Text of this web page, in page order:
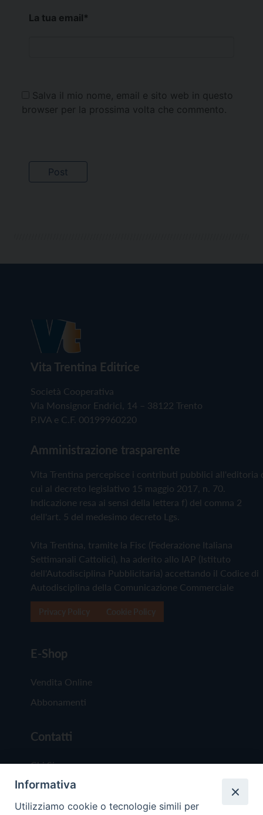
La tua email*
Salva il mio nome, email e sito web in questo
browser per la prossima volta che commento.
Vita Trentina Editrice
Società Cooperativa
Via Monsignor Endrici, 14 – 38122 Trento
P.IVA e C.F. 00199960220
Amministrazione trasparente
Vita Trentina percepisce i contributi pubblici all'editoria
cui al decreto legislativo 15 maggio 2017, n. 70.
Indicazione resa ai sensi della lettera f) del comma 2
dell'art. 5 del medesimo decreto Lgs.
Vita Trentina, tramite la Fisc (Federazione Italiana
Settimanali Cattolici), ha aderito allo IAP (Istituto
dell'Autodisciplina Pubblicitaria) accettando il Codice di
Autodisciplina della Comunicazione Commerciale
E-Shop
Vendita Online
Abbonamenti
Contatti
Chi Siamo
Redazione
Scrivici
Informativa
Utilizziamo cookie o tecnologie simili per